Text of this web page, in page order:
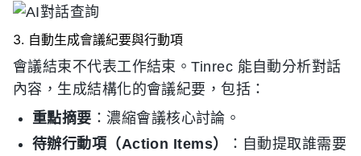
3. 自動生成會議紀要與行動項
會議結束不代表工作結束。Tinrec 能自動分析對話
內容，生成結構化的會議紀要，包括：
重點摘要 ：濃縮會議核心討論。
待辦行動項（Action Items）
：自動提取誰需要